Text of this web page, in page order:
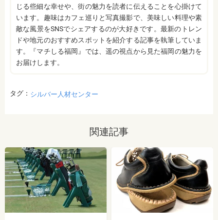
じる些細な幸せや、街の魅力を読者に伝えることを心掛けて
います。趣味はカフェ巡りと写真撮影で、美味しい料理や素
敵な風景をSNSでシェアするのが大好きです。最新のトレン
ドや地元のおすすめスポットを紹介する記事を執筆していま
す。『マチしる福岡』では、遥の視点から見た福岡の魅力を
お届けします。
タグ： シルバー人材センター
関連記事